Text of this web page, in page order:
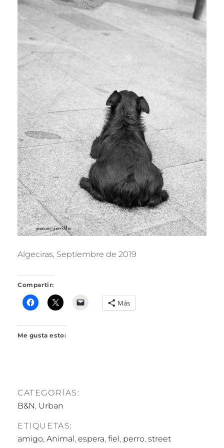
R
Algeciras, Septiembre de 2019
Compartir:
Más
Me gusta esto:
CATEGORÍAS:
B&N, Urban
ETIQUETAS:
amigo, Animal, espera, fiel, perro, street